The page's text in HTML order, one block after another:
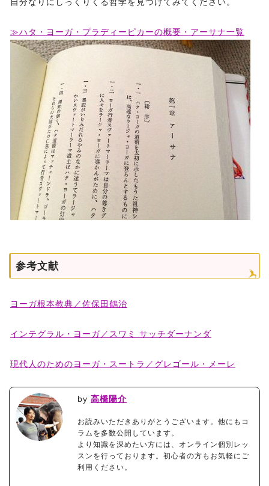
≫ハタ・ヨーガ・プラディーピカーの概要・アーサナ一覧
参考文献
ヨーガ根本教典／佐保田鶴治
インテグラル・ヨーガ／スワミ サッチダーナンダ
現代人のためのヨーガ・スートラ／グレゴール・メーレ
by 高橋陽介
お読みいただきありがとうございます。他にもコ
ラムを多数公開しています。
より知識を深めたい方には、オンライン個別レッ
スンを行っております。初心者の方もお気軽にご
利用ください。